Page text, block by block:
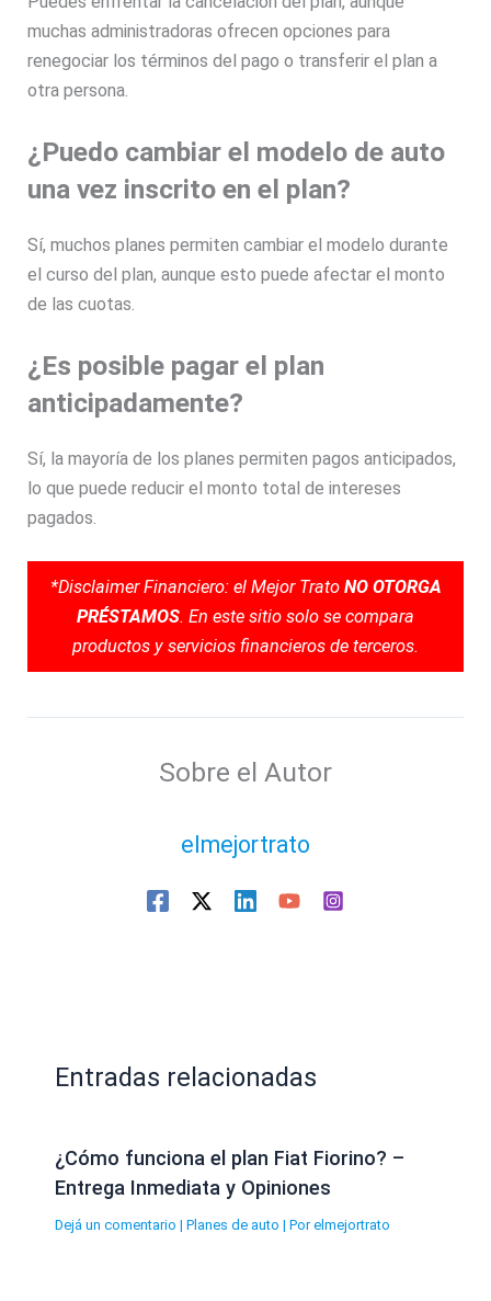
muchas administradoras ofrecen opciones para
renegociar los términos del pago o transferir el plan a
otra persona.
¿Puedo cambiar el modelo de auto
una vez inscrito en el plan?
Sí, muchos planes permiten cambiar el modelo durante
el curso del plan, aunque esto puede afectar el monto
de las cuotas.
¿Es posible pagar el plan
anticipadamente?
Sí, la mayoría de los planes permiten pagos anticipados,
lo que puede reducir el monto total de intereses
pagados.
*Disclaimer Financiero: el Mejor Trato NO OTORGA
PRÉSTAMOS. En este sitio solo se compara
productos y servicios financieros de terceros.
Sobre el Autor
elmejortrato
Entradas relacionadas
¿Cómo funciona el plan Fiat Fiorino? –
Entrega Inmediata y Opiniones
Dejá un comentario | Planes de auto | Por elmejortrato